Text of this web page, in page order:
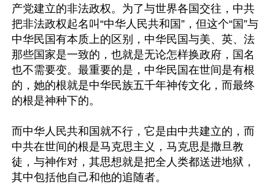
产党建立的非法政权。为了与世界各国交往，中共
把非法政权起名叫“中华人民共和国”，但这个“国”与
中华民国有本质上的区别，中华民国与美、英、法
那些国家是一致的，也就是无论怎样换政府，国名
也不需要变。最重要的是，中华民国在世间是有根
的，她的根就是中华民族五千年神传文化，而最终
的根是神种下的。
而中华人民共和国就不行，它是由中共建立的，而
中共在世间的根是马克思主义，马克思是撒旦教
徒，与神作对，其思想就是把全人类都送进地狱，
其中包括他自己和他的追随者。